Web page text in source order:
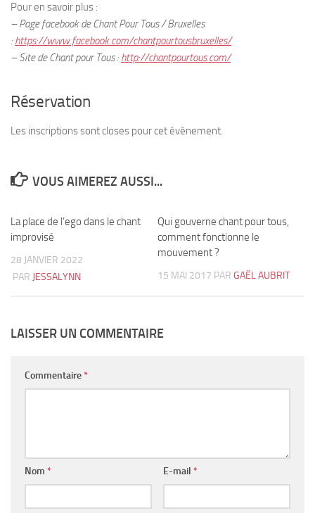
Pour en savoir plus :
– Page facebook de Chant Pour Tous / Bruxelles
: https://www.facebook.com/chantpourtousbruxelles/
– Site de Chant pour Tous : http://chantpourtous.com/
Réservation
Les inscriptions sont closes pour cet évènement.
VOUS AIMEREZ AUSSI...
La place de l’ego dans le chant
improvisé
28 JANVIER 2022
PAR JESSALYNN
Qui gouverne chant pour tous,
comment fonctionne le
mouvement ?
15 MAI 2017 PAR GAËL AUBRIT
LAISSER UN COMMENTAIRE
Commentaire *
Nom * E-mail *